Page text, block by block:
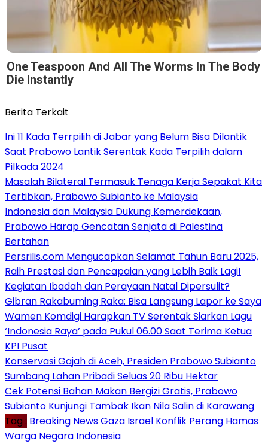
One Teaspoon And All The Worms In The Body
Die Instantly
Berita Terkait
Ini 11 Kada Terrpilih di Jabar yang Belum Bisa Dilantik
Saat Prabowo Lantik Serentak Kada Terpilih dalam
Pilkada 2024
Masalah Bilateral Termasuk Tenaga Kerja Sepakat Kita
Tertibkan, Prabowo Subianto ke Malaysia
Indonesia dan Malaysia Dukung Kemerdekaan,
Prabowo Harap Gencatan Senjata di Palestina
Bertahan
Persrilis.com Mengucapkan Selamat Tahun Baru 2025,
Raih Prestasi dan Pencapaian yang Lebih Baik Lagi!
Kegiatan Ibadah dan Perayaan Natal Dipersulit?
Gibran Rakabuming Raka: Bisa Langsung Lapor ke Saya
Wamen Komdigi Harapkan TV Serentak Siarkan Lagu
‘Indonesia Raya’ pada Pukul 06.00 Saat Terima Ketua
KPI Pusat
Konservasi Gajah di Aceh, Presiden Prabowo Subianto
Sumbang Lahan Pribadi Seluas 20 Ribu Hektar
Cek Potensi Bahan Makan Bergizi Gratis, Prabowo
Subianto Kunjungi Tambak Ikan Nila Salin di Karawang
Tag : Breaking NewsGaza Israel Konflik Perang Hamas
Warga Negara Indonesia